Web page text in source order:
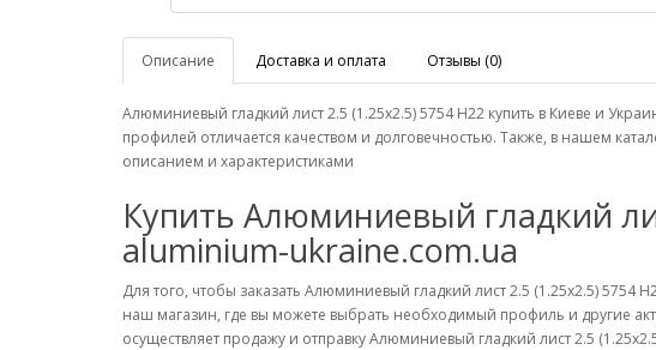
Описание Доставка и оплата Отзывы (0)
Алюминиевый гладкий лист 2.5 (1.25х2.5) 5754 Н22 купить в Киеве и
профилей отличается качеством и долговечностью. Также, в нашем
описанием и характеристиками
Купить Алюминиевый гладкий
aluminium-ukraine.com.ua
Для того, чтобы заказать Алюминиевый гладкий лист 2.5 (1.25х2.5)
наш магазин, где вы можете выбрать необходимый профиль и другие
осуществляет продажу и отправку Алюминиевый гладкий лист 2.5